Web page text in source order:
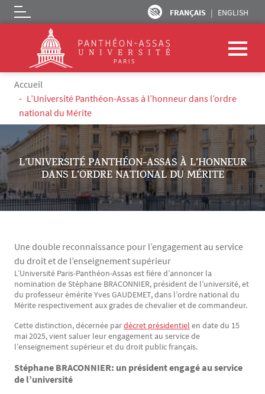
Aller au contenu principal
FRANÇAIS ENGLISH
Logo
Fil d'Ariane
Accueil
L’Université Panthéon-Assas à l’honneur dans l’ordre
national du Mérite
L’UNIVERSITÉ PANTHÉON-ASSAS À L’HONNEUR
DANS L’ORDRE NATIONAL DU MÉRITE
Une double reconnaissance pour l’engagement au service
du droit et de l’enseignement supérieur
Texte
L’Université Paris-Panthéon-Assas est fière d’annoncer la
nomination de Stéphane BRACONNIER, président de l’université, et
du professeur émérite Yves GAUDEMET, dans l’ordre national du
Mérite respectivement aux grades de chevalier et de commandeur.
Cette distinction, décernée pardécret présidentiel en date du 15
mai 2025, vient saluer leur engagement au service de
l’enseignement supérieur et du droit public français.
Stéphane BRACONNIER: un président engagé au service
de l’université